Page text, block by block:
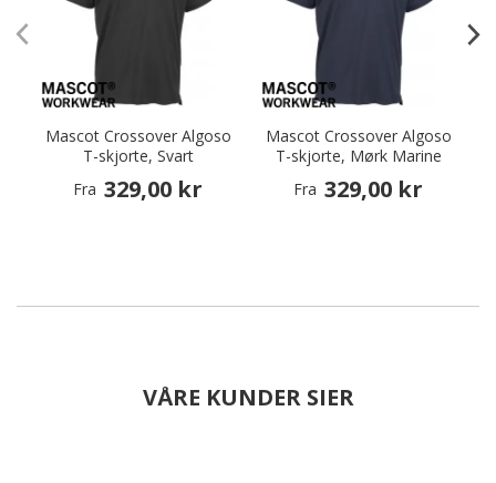
Mascot Crossover Algoso
T-skjorte, Svart
Fra 329,00 kr
Mascot Crossover Algoso
T-skjorte, Mørk Marine
Fra 329,00 kr
VÅRE KUNDER SIER